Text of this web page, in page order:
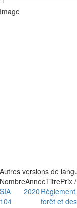
Image
Autres versions de
NombreAnnéeTitrePrix
SIA
104
2020
forêt et